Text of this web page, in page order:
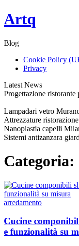
Skip
to
Artq
Blog
Cookie Policy
Privacy
Latest News
Progettazione
Lampadari vetro
Attrezzature
Nanoplastia capelli
Sistemi antizanzara
Categoria:
arredamento
Cucine
e funzionalità su